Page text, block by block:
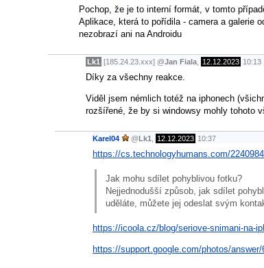
Pochop, že je to interní formát, v tomto
Aplikace, která to pořídila - camera a galerie
nezobrazí ani na Androidu
Lk1 [185.24.23.xxx] @Jan Fiala 12.12.2023 10:13
Díky za všechny reakce.
Viděl jsem némlich totéž na iphonech
rozšířené, že by si windowsy mohly tohoto
Karel04 @Lk1 12.12.2023 10:37
https://cs.technologyhumans.com/
Jak mohu sdílet pohyblivou fotku?
Nejjednodušší způsob, jak sdílet
uděláte, můžete jej odeslat svým
https://icoola.cz/blog/seriove-snimani-na-
https://support.google.com/photos/